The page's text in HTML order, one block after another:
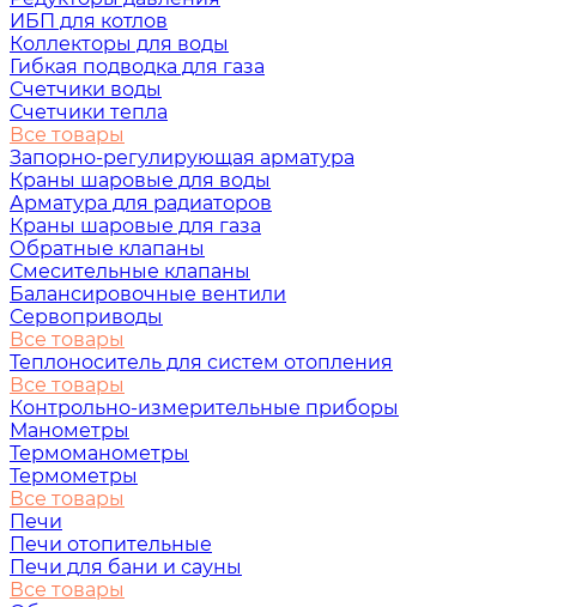
ИБП для котлов
Коллекторы для воды
Гибкая подводка для газа
Счетчики воды
Счетчики тепла
Все товары
Запорно-регулирующая арматура
Краны шаровые для воды
Арматура для радиаторов
Краны шаровые для газа
Обратные клапаны
Смесительные клапаны
Балансировочные вентили
Сервоприводы
Все товары
Теплоноситель для систем отопления
Все товары
Контрольно-измерительные приборы
Манометры
Термоманометры
Термометры
Все товары
Печи
Печи отопительные
Печи для бани и сауны
Все товары